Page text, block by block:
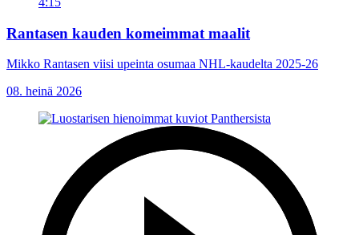
Rantasen kauden komeimmat maalit
Mikko Rantasen viisi upeinta osumaa NHL-kaudelta 2025-26
08. heinä 2026